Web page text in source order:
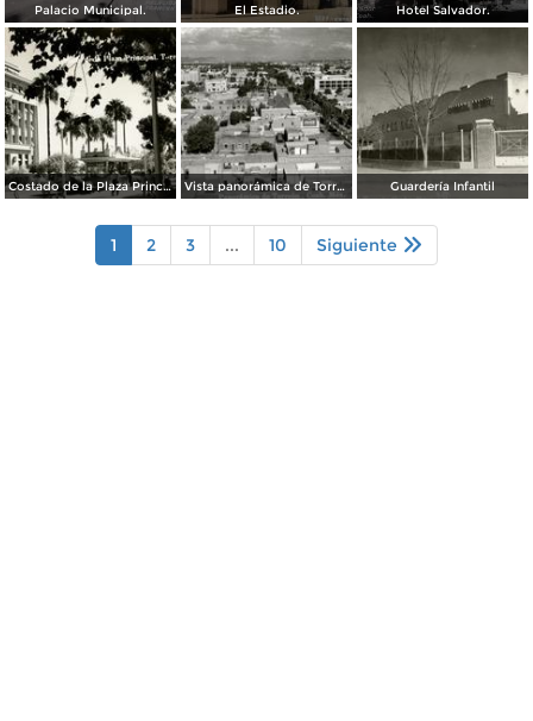
Palacio Municipal. El Estadio. Hotel Salvador.
Costado de la Plaza Principal Vista panorámica de Torreón Guardería Infantil
1 2 3 ... 10 Siguiente